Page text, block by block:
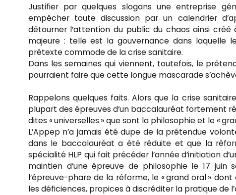
Justifier par quelques slogans une entreprise
empêcher toute discussion par un calendrier
détourner l’attention du public du chaos ainsi créé
majeure : telle est la gouvernance dans laquelle
prétexte commode de la crise sanitaire.
Dans les semaines qui viennent, toutefois, le
pourraient faire que cette longue mascarade
Rappelons quelques faits. Alors que la crise
plupart des épreuves d’un baccalauréat fortement
dites « universelles » que sont la philosophie et le «
L’Appep n’a jamais été dupe de la prétendue
dans le baccalauréat a été réduite et que la
spécialité HLP qui fait précéder l’année d’initiation
maintien d’une épreuve de philosophie le 17
l’épreuve-phare de la réforme, le « grand oral » dont
les déficiences, propices à discréditer la pratique de